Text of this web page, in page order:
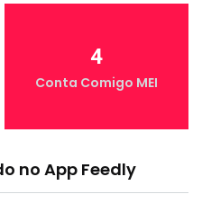
4
Conta Comigo MEI
no App Feedly